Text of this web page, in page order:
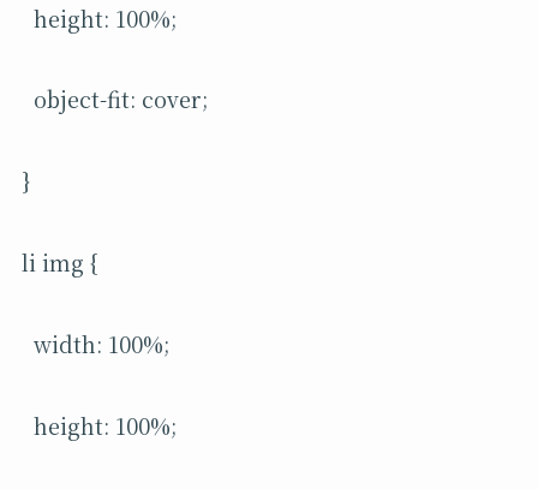
height: 100%;
object-fit: cover;
}
li img {
width: 100%;
height: 100%;